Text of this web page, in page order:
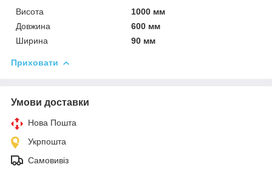
Висота
1000 мм
Довжина
600 мм
Ширина
90 мм
Приховати
Умови доставки
Нова Пошта
Укрпошта
Самовивіз